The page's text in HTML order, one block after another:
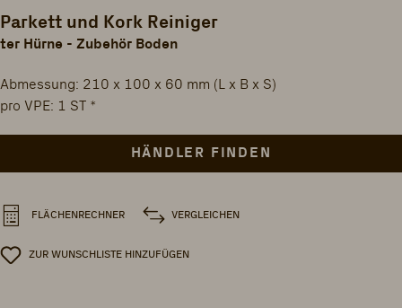
Parkett und Kork Reiniger
ter Hürne - Zubehör Boden
Abmessung: 210 x 100 x 60 mm (L x B x S)
pro VPE: 1 ST *
HÄNDLER FINDEN
FLÄCHENRECHNER VERGLEICHEN
ZUR WUNSCHLISTE HINZUFÜGEN